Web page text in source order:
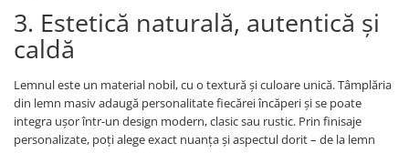
3. Estetică naturală, autentică și
caldă
Lemnul este un material nobil, cu o textură și culoare unică. Tâmplăria
din lemn masiv adaugă personalitate fiecărei încăperi și se poate
integra ușor într-un design modern, clasic sau rustic. Prin finisaje
personalizate, poți alege exact nuanța și aspectul dorit – de la lemn